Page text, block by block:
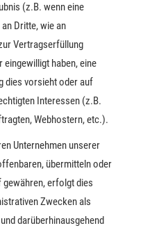
(z.B. wenn eine
Dritte, wie an
Vertragserfüllung
haben, eine
dies vorsieht oder auf
Interessen (z.B.
Webhostern, etc.).
Unternehmen unserer
übermitteln oder
erfolgt dies
Zwecken als
darüberhinausgehend